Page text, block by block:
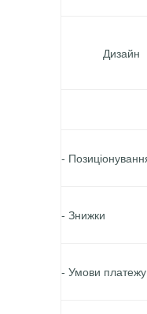
Дизайн
-
- Знижки
- Умови платежу